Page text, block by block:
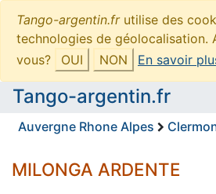
Tango-argentin.frutilise des
technologies de géolocalisation.
vous?
OUI NON En savoir
Tango-argentin.fr
Auvergne Rhone Alpes
MILONGA ARDENTE